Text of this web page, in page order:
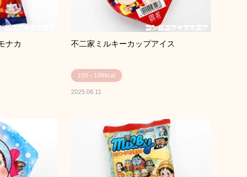
ナカ 不二家ミルキーカップアイス
100～199kcal
2025.06.11